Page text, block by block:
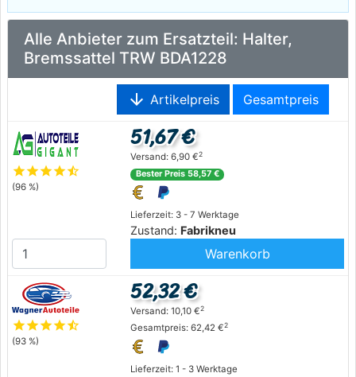
Alle Anbieter zum Ersatzteil: Halter,
Bremssattel TRW BDA1228
arrow_downward Artikelpreis Gesamtpreis
starstarstarstarstar_half
(96 %)
Lieferzeit: 3 - 7 Werktage
Zustand: Fabrikneu
51,67 €
Versand: 6,90 €2
Bester Preis 58,57 €
Warenkorb
starstarstarstarstar_half
(93 %)
Lieferzeit: 1 - 3 Werktage
52,32 €
Versand: 10,10 €2
Gesamtpreis: 62,42 €2